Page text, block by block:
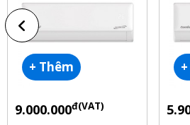
+ Thêm
9.000.000đ(VAT)